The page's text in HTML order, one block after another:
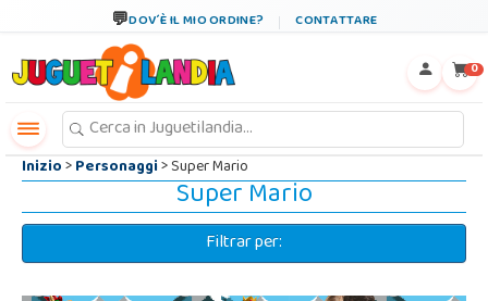
DOV´È IL MIO ORDINE? CONTATTARE
0
Inizio>Personaggi> Super Mario
Super Mario
Filtrar per: